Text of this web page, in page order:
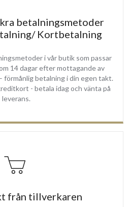
betalningsmetoder
Kortbetalning
i vår butik som passar
14 dagar efter mottagande av
förmånlig betalning i din egen takt.
- betala idag och vänta på
leverans.
från tillverkaren